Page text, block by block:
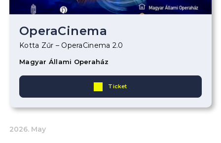
OperaCinema
Kotta Zűr – OperaCinema 2.0
Magyar Állami Operaház
Ticket
2026. May